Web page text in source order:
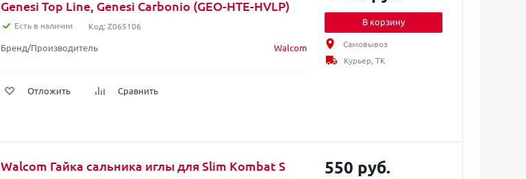
Genesi Top Line, Genesi Carbonio (GEO-HTE-HVLP)
Есть в наличии Код: Z065106
Бренд/Производитель Walcom
Отложить Сравнить
В корзину
Самовывоз
Курьер, ТК
Walcom Гайка сальника иглы для Slim Kombat S 550 руб.